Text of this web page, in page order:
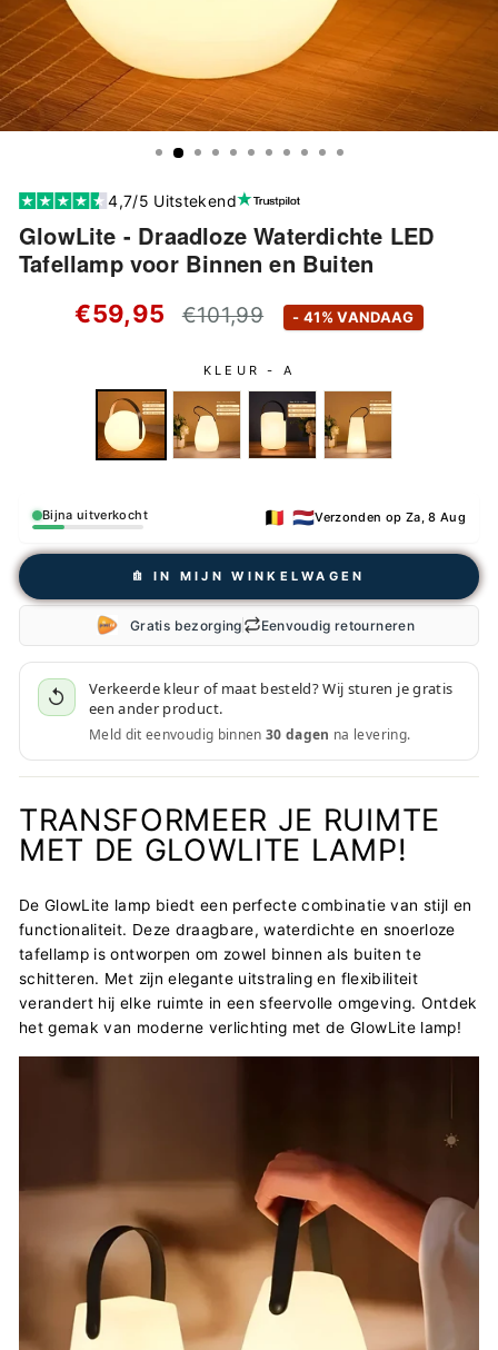
4,7/5 Uitstekend
GlowLite - Draadloze Waterdichte LED
Tafellamp voor Binnen en Buiten
€59,95
Standaard
€101,99 - 41% VANDAAG
KLEUR -A
Bijna uitverkocht 🇧🇪 🇳🇱Verzonden op Za, 8 Aug
𖠩 IN MIJN WINKELWAGEN
Gratis bezorging Eenvoudig retourneren
↺
Verkeerde kleur of maat besteld? Wij sturen je gratis
een ander product.
Meld dit eenvoudig binnen 30 dagen na levering.
TRANSFORMEER JE RUIMTE
MET DE GLOWLITE LAMP!
De GlowLite lamp biedt een perfecte combinatie van stijl en
functionaliteit. Deze draagbare, waterdichte en snoerloze
tafellamp is ontworpen om zowel binnen als buiten te
schitteren. Met zijn elegante uitstraling en flexibiliteit
verandert hij elke ruimte in een sfeervolle omgeving. Ontdek
het gemak van moderne verlichting met de GlowLite lamp!